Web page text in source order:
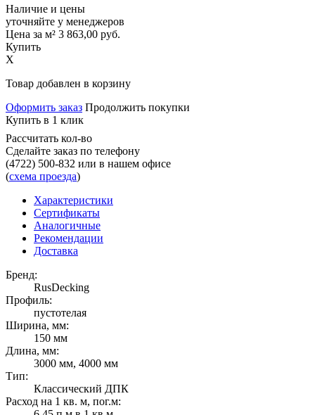
Наличие и цены
уточняйте у менеджеров
Цена за м² 3 863,00 руб.
Купить
X
Товар добавлен в корзину
Оформить заказ Продолжить покупки
Купить в 1 клик
Рассчитать кол-во
Сделайте заказ по телефону
(4722) 500-832 или в нашем офисе
(схема проезда)
Характеристики
Сертификаты
Аналогичные
Рекомендации
Доставка
Бренд:
RusDecking
Профиль:
пустотелая
Ширина, мм:
150 мм
Длина, мм:
3000 мм, 4000 мм
Тип:
Классический ДПК
Расход на 1 кв. м, пог.м: